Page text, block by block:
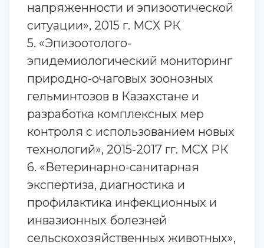
напряженности и эпизоотической
ситуации», 2015 г. МСХ РК
5. «Эпизоотолого-
эпидемиологический мониторинг
природно-очаговых зоонозных
гельминтозов в Казахстане и
разработка комплексных мер
контроля с использованием новых
технологий», 2015-2017 гг. МСХ РК
6. «Ветеринарно-санитарная
экспертиза, диагностика и
профилактика инфекционных и
инвазионных болезней
сельскохозяйственных животных»,